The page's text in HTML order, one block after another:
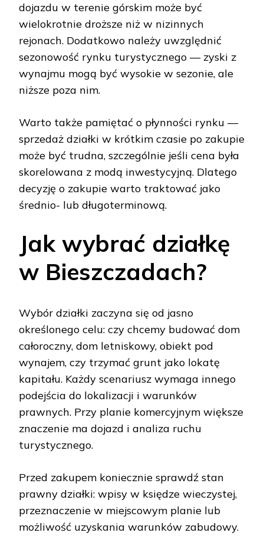
dojazdu w terenie górskim może być
wielokrotnie droższe niż w nizinnych
rejonach. Dodatkowo należy uwzględnić
sezonowość rynku turystycznego — zyski z
wynajmu mogą być wysokie w sezonie, ale
niższe poza nim.
Warto także pamiętać o płynności rynku —
sprzedaż działki w krótkim czasie po zakupie
może być trudna, szczególnie jeśli cena była
skorelowana z modą inwestycyjną. Dlatego
decyzję o zakupie warto traktować jako
średnio- lub długoterminową.
Jak wybrać działkę
w Bieszczadach?
Wybór działki zaczyna się od jasno
określonego celu: czy chcemy budować dom
całoroczny, dom letniskowy, obiekt pod
wynajem, czy trzymać grunt jako lokatę
kapitału. Każdy scenariusz wymaga innego
podejścia do lokalizacji i warunków
prawnych. Przy planie komercyjnym większe
znaczenie ma dojazd i analiza ruchu
turystycznego.
Przed zakupem koniecznie sprawdź stan
prawny działki: wpisy w księdze wieczystej,
przeznaczenie w miejscowym planie lub
możliwość uzyskania warunków zabudowy.